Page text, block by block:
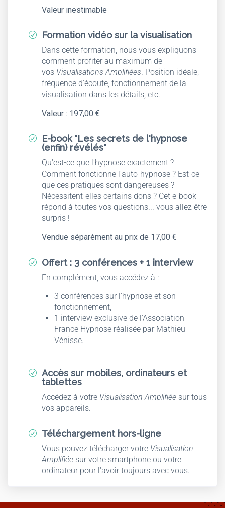
Valeur inestimable
R Formation vidéo sur la visualisation
Dans cette formation, nous vous expliquons
comment profiter au maximum de
vos Visualisations Amplifiées. Position idéale,
fréquence d'écoute, fonctionnement de la
visualisation dans les détails, etc.
Valeur : 197,00 €
R
E-book "Les secrets de l'hypnose
(enfin) révélés"
Qu'est-ce que l'hypnose exactement ?
Comment fonctionne l'auto-hypnose ? Est-ce
que ces pratiques sont dangereuses ?
Nécessitent-elles certains dons ? Cet e-book
répond à toutes vos questions... vous allez être
surpris !
Vendue séparément au prix de 17,00 €
R Offert : 3 conférences + 1 interview
En complément, vous accédez à :
3 conférences sur l'hypnose et son
fonctionnement,
1 interview exclusive de l'Association
France Hypnose réalisée par Mathieu
Vénisse.
R
Accès sur mobiles, ordinateurs et
tablettes
Accédez à votre Visualisation Amplifiée sur tous
vos appareils.
R Téléchargement hors-ligne
Vous pouvez télécharger votre Visualisation
Amplifiée sur votre smartphone ou votre
ordinateur pour l'avoir toujours avec vous.